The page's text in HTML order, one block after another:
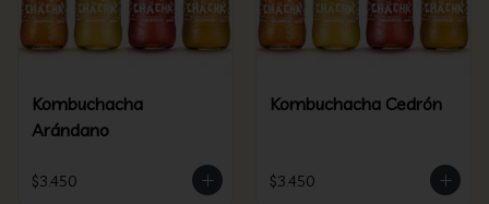
Kombuchacha
Arándano
$3.450
Kombuchacha Cedrón
$3.450